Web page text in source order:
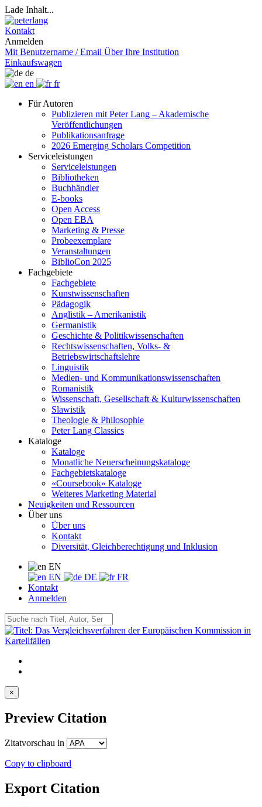
Lade Inhalt...
Kontakt
Anmelden
Mit Benutzername / Email Über Ihre Institution
Einkaufswagen
de
en
fr
Für Autoren
Publizieren mit Peter Lang – Akademische
Veröffentlichungen
Publikationsanfrage
2026 Emerging Scholars Competition
Serviceleistungen
Serviceleistungen
Bibliotheken
Buchhändler
E-books
Open Access
Open EBA
Marketing & Presse
Probeexemplare
Veranstaltungen
BiblioCon 2025
Fachgebiete
Fachgebiete
Kunstwissenschaften
Pädagogik
Anglistik – Amerikanistik
Germanistik
Geschichte & Politikwissenschaften
Rechtswissenschaften, Volks- &
Betriebswirtschaftslehre
Linguistik
Medien- und Kommunikationswissenschaften
Romanistik
Wissenschaft, Gesellschaft & Kulturwissenschaften
Slawistik
Theologie & Philosophie
Peter Lang Classics
Kataloge
Kataloge
Monatliche Neuerscheinungskataloge
Fachgebietskataloge
«Coursebook» Kataloge
Weiteres Marketing Material
Neuigkeiten und Ressourcen
Über uns
Über uns
Kontakt
Diversität, Gleichberechtigung und Inklusion
EN
EN
DE
FR
Kontakt
Anmelden
×
Preview Citation
Zitatvorschau in
Copy to clipboard
Export Citation